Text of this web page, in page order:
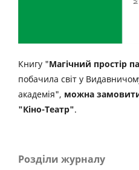
Книгу "Магічний простір
побачила світ у
академія", можна
"Кіно-Театр".
Розділи журналу